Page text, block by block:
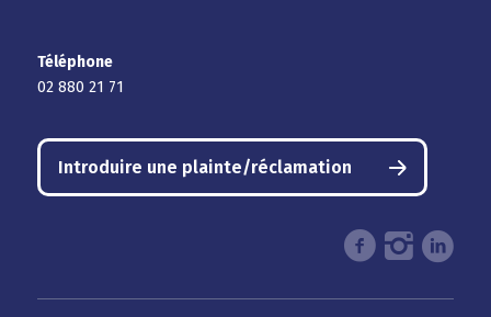
Téléphone
02 880 21 71
Introduire une plainte/réclamation